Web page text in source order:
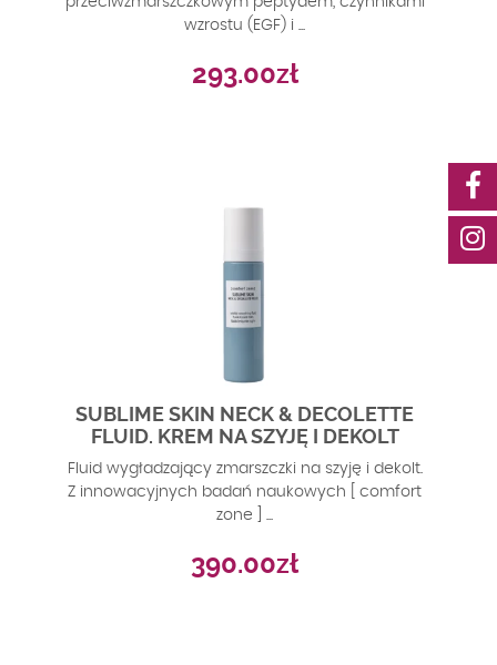
wzrostu (EGF) i ...
293.00zł
SUBLIME SKIN NECK & DECOLETTE
FLUID. KREM NA SZYJĘ I DEKOLT
Fluid wygładzający zmarszczki na szyję i dekolt.
Z innowacyjnych badań naukowych [ comfort
zone ] ...
390.00zł